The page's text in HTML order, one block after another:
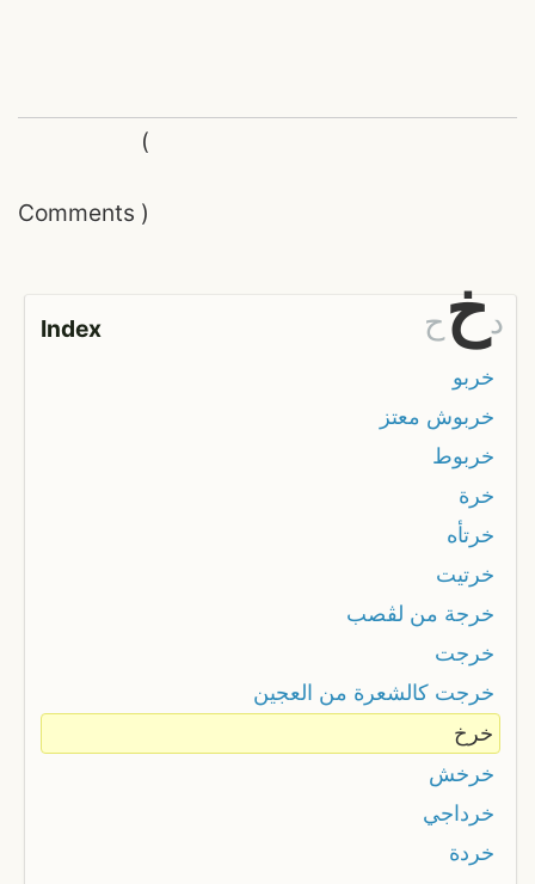
Comments
(
)
Index ح خد
خربو
خربوش معتز
خربوط
خرة
خرتأه
خرتيت
خرجة من لڨصب
خرجت
خرجت كالشعرة من العجين
خرخ
خرخش
خرداجي
خردة